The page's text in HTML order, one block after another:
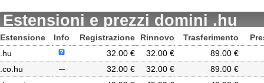
Estensioni e prezzi domini .hu
Estensione Info Registrazione Rinnovo Trasferimento
.hu
32.00 € 32.00 €
89.00 €
.co.hu
─ 32.00 € 32.00 €
89.00 €